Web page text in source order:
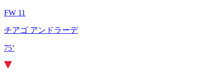
FW 11
チアゴ アンドラーデ
75’